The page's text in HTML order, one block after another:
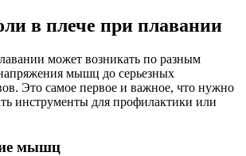
в плече при плавании
может возникать по разным
мышц до серьезных
Это самое первое и важное, что нужно
инструменты для профилактики или
мышц